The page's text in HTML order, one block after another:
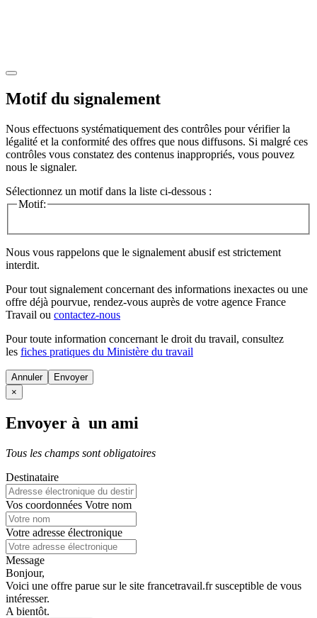
Motif du signalement
Nous effectuons systématiquement des contrôles pour vérifier la
légalité et la conformité des offres que nous diffusons. Si malgré ces
contrôles vous constatez des contenus inappropriés, vous pouvez
nous le signaler.
Sélectionnez un motif dans la liste ci-dessous :
Motif:
Nous vous rappelons que le signalement abusif est strictement
interdit.
Pour tout signalement concernant des informations inexactes ou une
offre déjà pourvue, rendez-vous auprès de votre agence France
Travail ou contactez-nous
Pour toute information concernant le droit du travail, consultez
les fiches pratiques du Ministère du travail
Annuler
×
Envoyer à un ami
Tous les champs sont obligatoires
Destinataire
Vos coordonnées Votre nom
Votre adresse électronique
Message
Bonjour,
Voici une offre parue sur le site francetravail.fr susceptible de vous
intéresser.
A bientôt.